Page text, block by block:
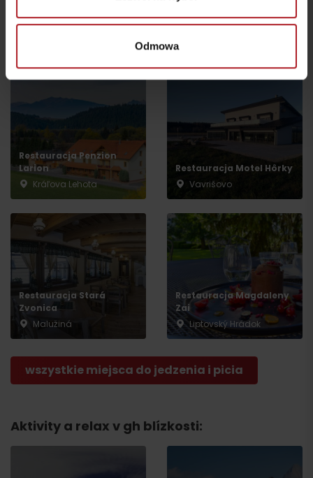
Odmowa
Restauracja Rezort pri
jazere
Restauracja Izabela
Restauracja Penzion
Larion
Kráľova Lehota
Restauracja Motel Hôrky
Vavrišovo
Restauracja Stará
Zvonica
Malužiná
Restauracja Magdaleny
Zai
Liptovský Hrádok
wszystkie miejsca do jedzenia i picia
Aktivity a relax v gh blízkosti:
Wyjazd